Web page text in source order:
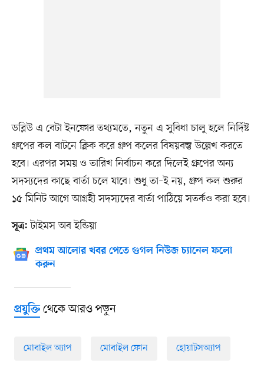
ডব্লিউ এ বেটা ইনফোর তথ্যমতে, নতুন এ সুবিধা চালু হলে নির্দিষ্ট
গ্রুপের কল বাটনে ক্লিক করে গ্রুপ কলের বিষয়বস্তু উল্লেখ করতে
হবে। এরপর সময় ও তারিখ নির্বাচন করে দিলেই গ্রুপের অন্য
সদস্যদের কাছে বার্তা চলে যাবে। শুধু তা–ই নয়, গ্রুপ কল শুরুর
১৫ মিনিট আগে আগ্রহী সদস্যদের বার্তা পাঠিয়ে সতর্কও করা হবে।
সূত্র: টাইমস অব ইন্ডিয়া
প্রথম আলোর খবর পেতে গুগল নিউজ চ্যানেল ফলো
করুন
প্রযুক্তিথেকে আরও পড়ুন
মোবাইল অ্যাপ মোবাইল ফোন হোয়াটসঅ্যাপ